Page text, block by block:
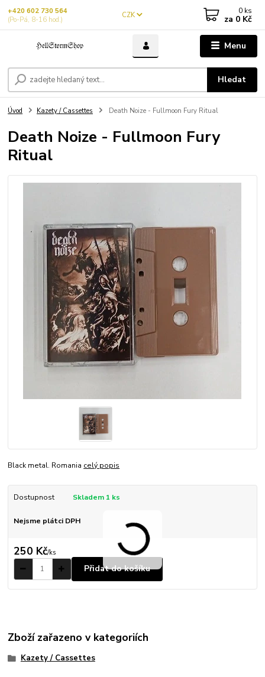
Menu
CZK
Hledat
+420 602 730 564
(Po-Pá, 8-16 hod.)
0 ks
za 0 Kč
Úvod Kazety / Cassettes Death Noize - Fullmoon Fury Ritual
Death Noize - Fullmoon Fury
Ritual
Black metal. Romania celý popis
Dostupnost Skladem 1 ks
Nejsme plátci DPH
250 Kč/ks
Přidat do košíku
Zboží zařazeno v kategoriích
Kazety / Cassettes